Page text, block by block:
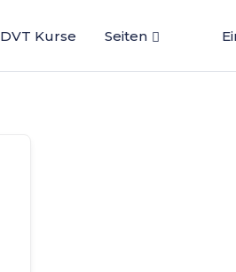
DVT Kurse Seiten